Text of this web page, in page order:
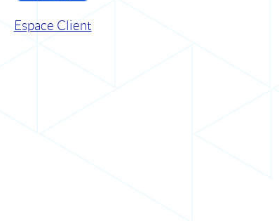
Espace Client